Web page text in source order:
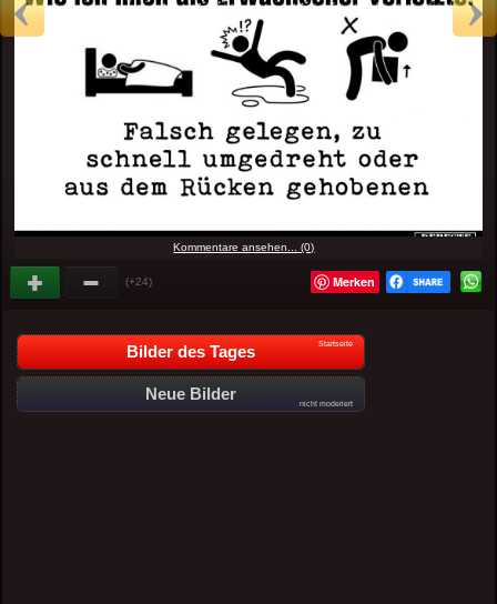
Kommentare ansehen... (0)
(+24) Merken
Bilder des Tages Startseite
Neue Bilder
nicht moderiert